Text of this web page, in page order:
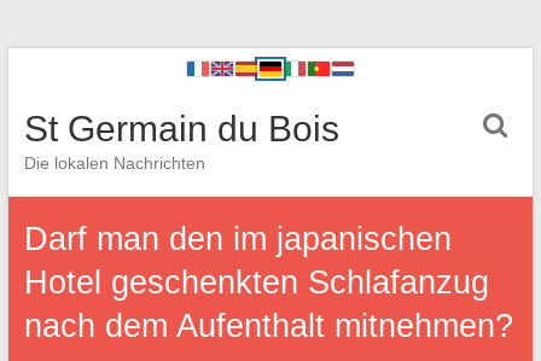
St Germain du Bois
Die lokalen Nachrichten
Darf man den im japanischen
Hotel geschenkten Schlafanzug
nach dem Aufenthalt mitnehmen?